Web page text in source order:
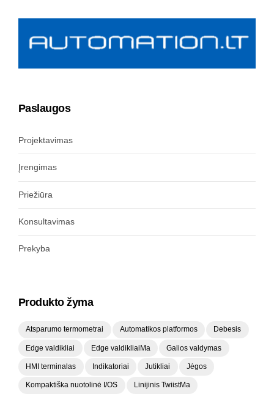
Paslaugos
Projektavimas
Įrengimas
Priežiūra
Konsultavimas
Prekyba
Produkto žyma
Atsparumo termometrai Automatikos platformos Debesis
Edge valdikliai Edge valdikliaiMa Galios valdymas
HMI terminalas Indikatoriai Jutikliai Jėgos
Kompaktiška nuotolinė I/OS Linijinis TwiistMa